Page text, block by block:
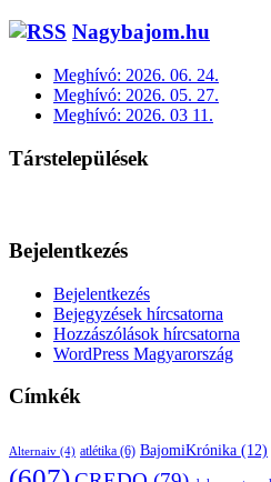
Nagybajom.hu
Meghívó: 2026. 06. 24.
Meghívó: 2026. 05. 27.
Meghívó: 2026. 03 11.
Társtelepülések
Bejelentkezés
Bejelentkezés
Bejegyzések hírcsatorna
Hozzászólások hírcsatorna
WordPress Magyarország
Címkék
Alternaiv (4) atlétika (6) BajomiKrónika (12)